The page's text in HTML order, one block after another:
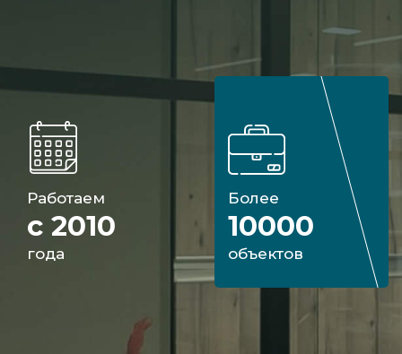
Работаем
с 2010
года
Более
10000
объектов